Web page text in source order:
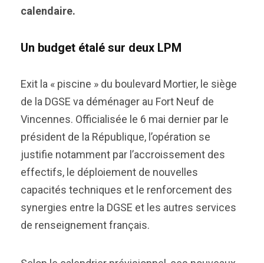
calendaire.
Un budget étalé sur deux LPM
Exit la « piscine » du boulevard Mortier, le siège
de la DGSE va déménager au Fort Neuf de
Vincennes. Officialisée le 6 mai dernier par le
président de la République, l’opération se
justifie notamment par l’accroissement des
effectifs, le déploiement de nouvelles
capacités techniques et le renforcement des
synergies entre la DGSE et les autres services
de renseignement français.